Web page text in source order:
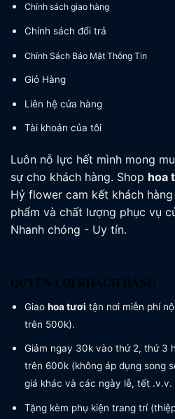
Chính sách giao hàng
Chính sách đổi trả
Chính Sách Bảo Mật Thông Tin
Giỏ Hàng
Liên hệ cửa hàng
Tài khoản của tôi
Luôn nỗ lực hết mình mong
sự cho khách hàng. Shop hoa
Hỷ flower cam kết khách
phẩm và chất lượng phục vụ
Nhanh chóng - Uy tín.
QUYỀN LỢI KHÁCH HÀNG
Giao hoa tươi tận nơi miễn phí
trên 500k).
Giảm ngay 30k vào thứ 2, thứ 3
trên 600k (không áp dụng song
giá khác và các ngày lễ, tết .v.v.
Tặng kèm phụ kiện trang trí